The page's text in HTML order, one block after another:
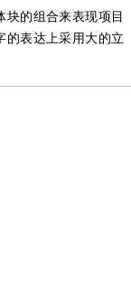
块的组合来表现项目
的表达上采用大的立